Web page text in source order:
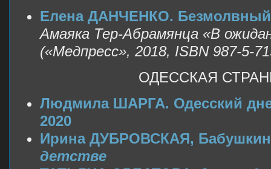
Елена ДАНЧЕНКО. Безмолвный
Амаяка Тер-Абрамянца «В
(«Медпресс», 2018, ISBN 987-5-
ОДЕССКАЯ
Людмила ШАРГА. Одесский
2020
Ирина ДУБРОВСКАЯ,
детстве